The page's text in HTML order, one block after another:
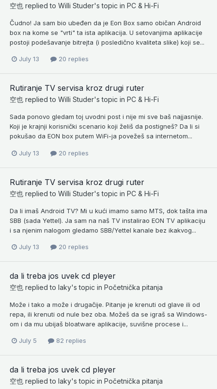
空也 replied to Willi Studer's topic in PC & Hi-Fi
Čudno! Ja sam bio ubeđen da je Eon Box samo običan Android
box na kome se "vrti" ta ista aplikacija. U setovanjima aplikacije
postoji podešavanje bitrejta (i posledično kvaliteta slike) koji se...
July 13 20 replies
Rutiranje TV servisa kroz drugi ruter
空也 replied to Willi Studer's topic in PC & Hi-Fi
Sada ponovo gledam toj uvodni post i nije mi sve baš najjasnije.
Koji je krajnji korisnički scenario koji želiš da postigneš? Da li si
pokušao da EON box putem WiFi-ja povežeš sa internetom...
July 13 20 replies
Rutiranje TV servisa kroz drugi ruter
空也 replied to Willi Studer's topic in PC & Hi-Fi
Da li imaš Android TV? Mi u kući imamo samo MTS, dok tašta ima
SBB (sada Yettel). Ja sam na naš TV instalirao EON TV aplikaciju
i sa njenim nalogom gledamo SBB/Yettel kanale bez ikakvog...
July 13 20 replies
da li treba jos uvek cd pleyer
空也 replied to laky's topic in Početnička pitanja
Može i tako a može i drugačije. Pitanje je krenuti od glave ili od
repa, ili krenuti od nule bez oba. Možeš da se igraš sa Windows-
om i da mu ubijaš bloatware aplikacije, suvišne procese i...
July 5 82 replies
da li treba jos uvek cd pleyer
空也 replied to laky's topic in Početnička pitanja